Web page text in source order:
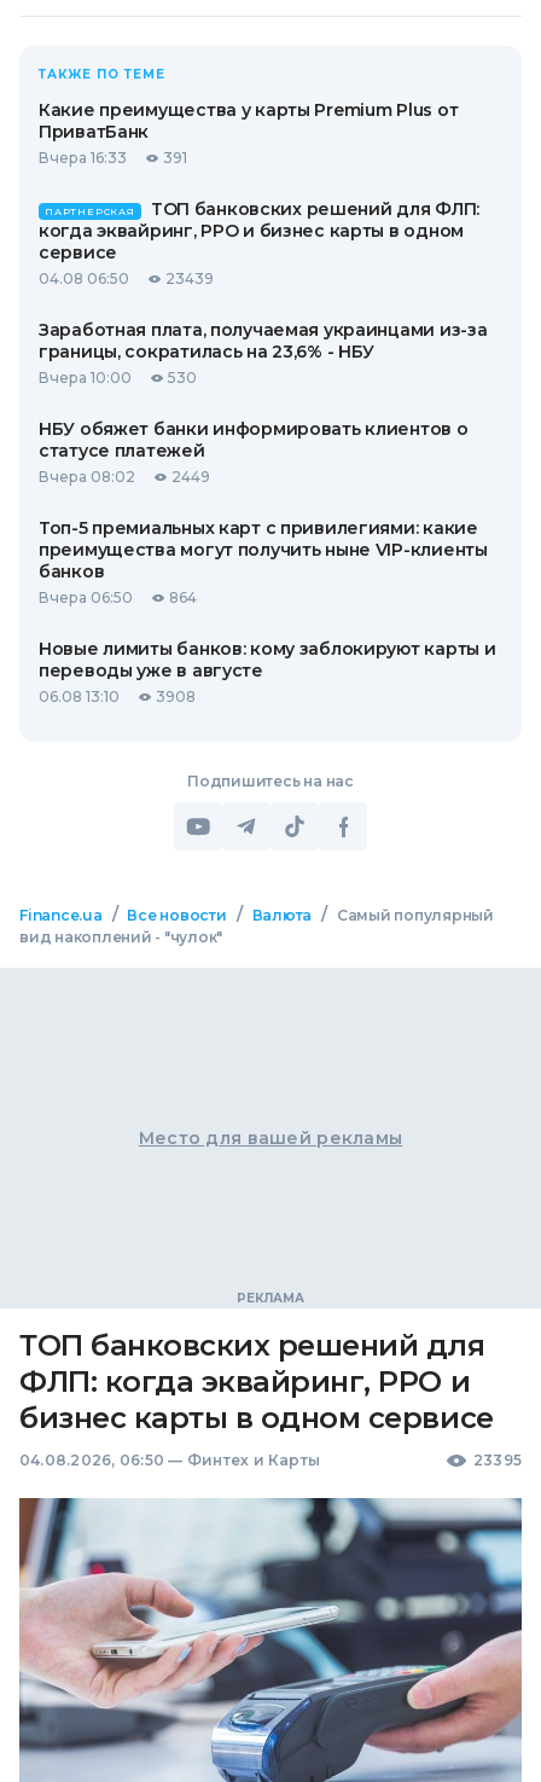
ТАКЖЕ ПО ТЕМЕ
Какие преимущества у карты Premium Plus от
ПриватБанк
Вчера 16:33 391
ПАРТНЕРСКАЯ
ТОП банковских решений для ФЛП:
когда эквайринг, РРО и бизнес карты в одном
сервисе
04.08 06:50 23439
Заработная плата, получаемая украинцами из-за
границы, сократилась на 23,6% - НБУ
Вчера 10:00 530
НБУ обяжет банки информировать клиентов о
статусе платежей
Вчера 08:02 2449
Топ-5 премиальных карт с привилегиями: какие
преимущества могут получить ныне VIP-клиенты
банков
Вчера 06:50 864
Новые лимиты банков: кому заблокируют карты и
переводы уже в августе
06.08 13:10 3908
Подпишитесь на нас
Finance.ua / Все новости / Валюта /
Самый популярный
вид накоплений - "чулок"
Место для вашей рекламы
ТОП банковских решений для
ФЛП: когда эквайринг, РРО и
бизнес карты в одном сервисе
04.08.2026, 06:50 — Финтех и Карты 23395